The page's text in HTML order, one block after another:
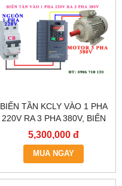
BIẾN TẦN KCLY VÀO 1 PHA
220V RA 3 PHA 380V, BIẾN
TẦN KCLY KOC600-
3R7GT3-B
5,300,000 đ
MUA NGAY